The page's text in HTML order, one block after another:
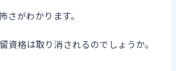
さがわかります。
資格は取り消されるのでしょうか。